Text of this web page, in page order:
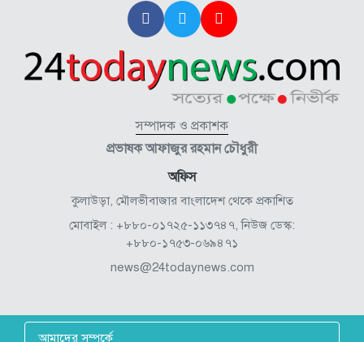
সম্পাদক ও প্রকাশক
প্রভাষক আফাজুর রহমান চৌধুরী
অফিস
কুলাউড়া, মৌলভীবাজার বাংলাদেশ থেকে প্রকাশিত
মোবাইল : +৮৮০-০১৭২৫-১১৩৭৪৭, নিউজ ডেস্ক:
+৮৮০-১৭৫৩-০৬৯৪৭১
news@24todaynews.com
আমাদের সম্পর্কে